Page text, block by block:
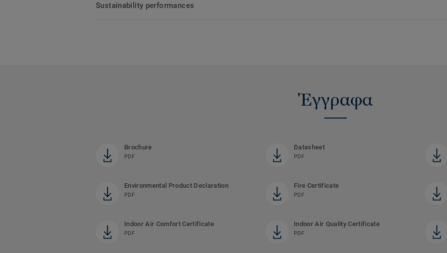
Sustainability performances
Έγγραφα
Brochure
PDF
Datasheet
PDF
Environmental Product Declaration
PDF
Fire Certificate
PDF
Indoor Air Comfort Certificate
PDF
Indoor Air Quality Certificate
PDF